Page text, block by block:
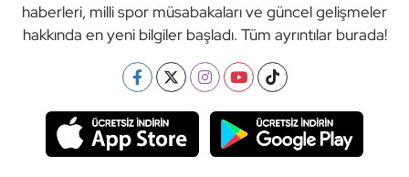
haberleri, milli spor müsabakaları ve güncel gelişmeler
hakkında en yeni bilgiler başladı. Tüm ayrıntılar burada!